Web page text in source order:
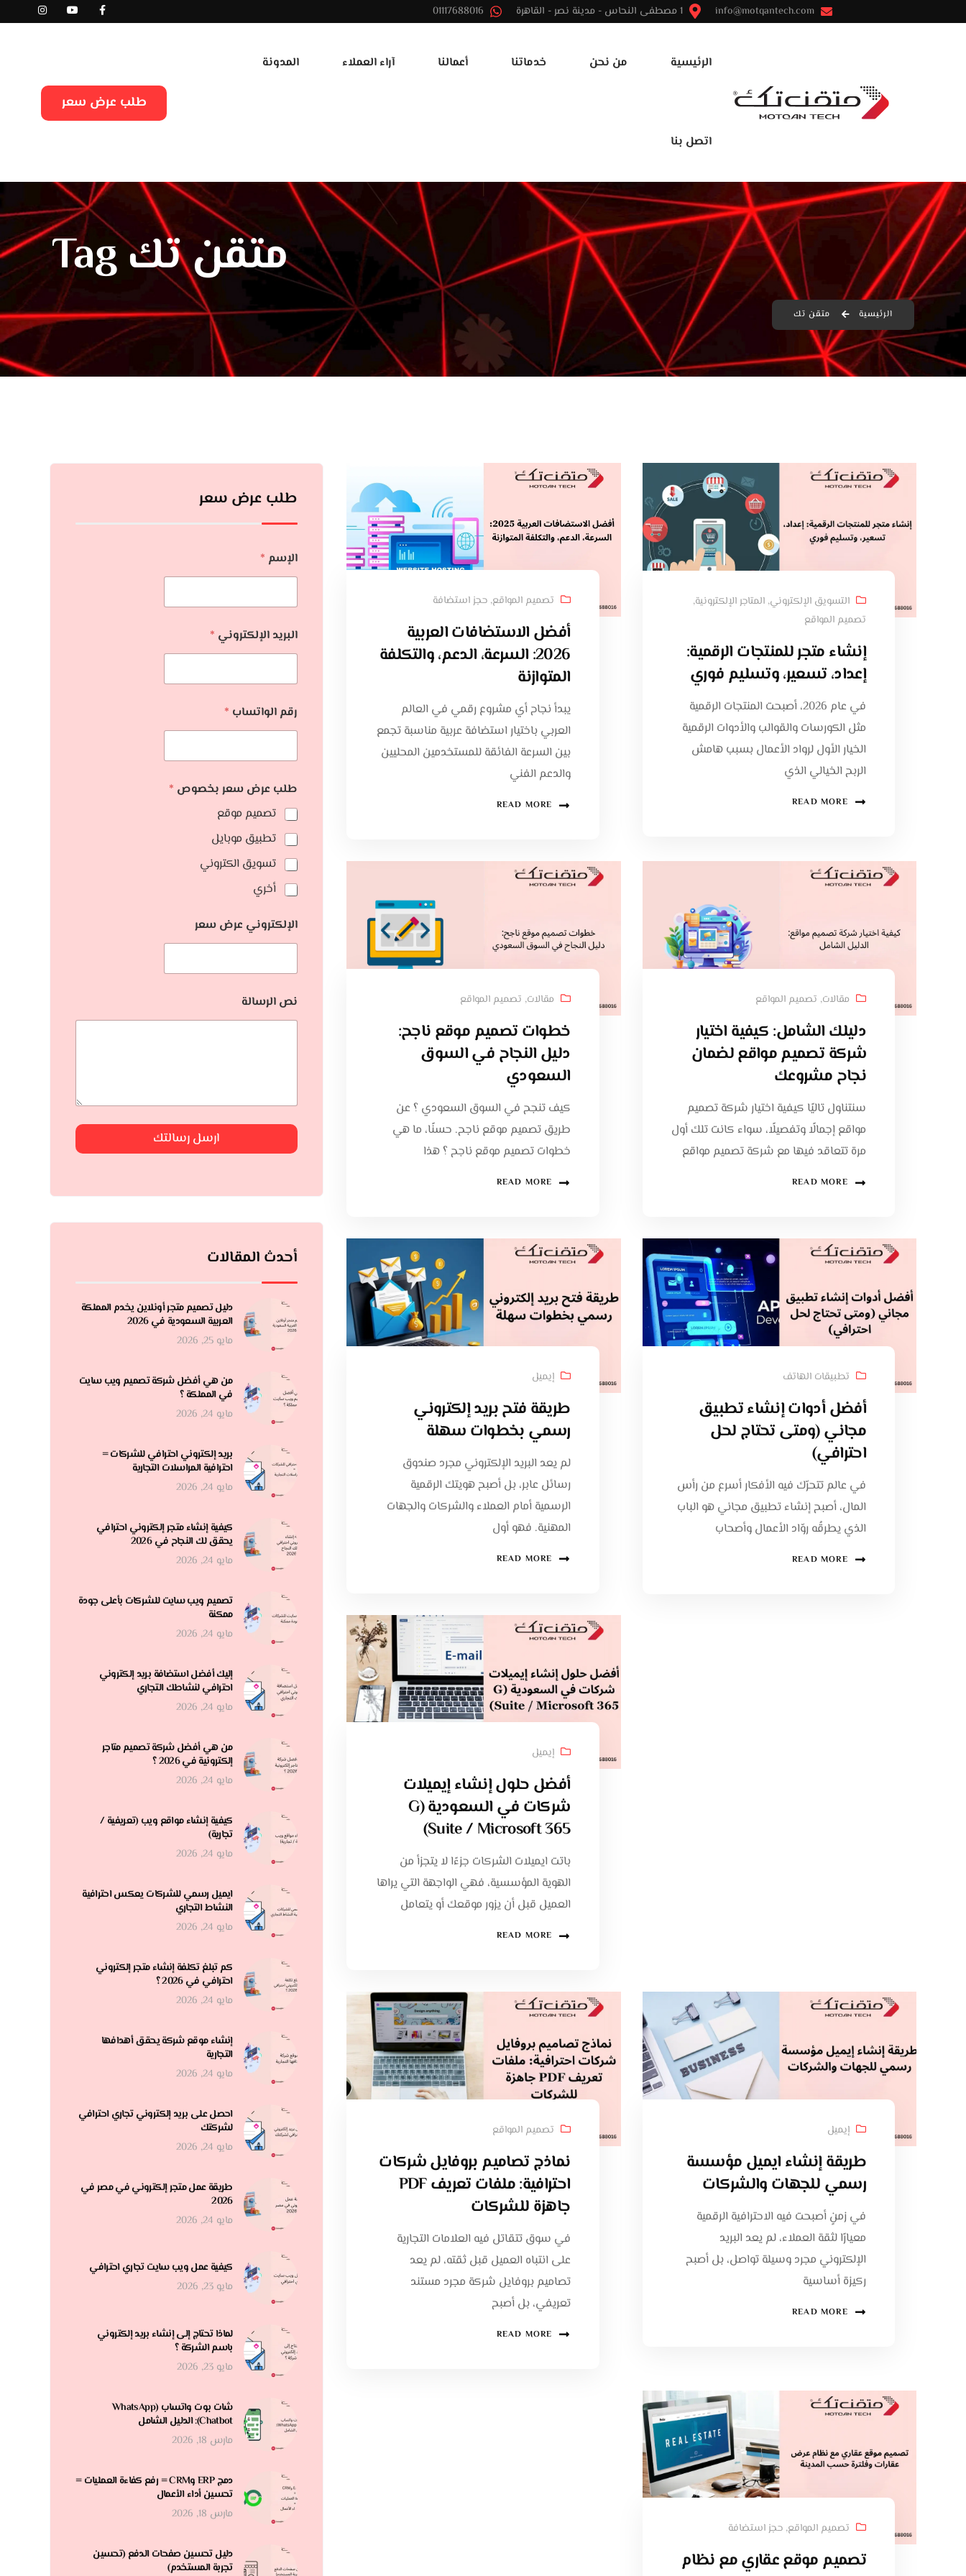
info@motqantech.com
الرئيسية من نحن خدماتنا أعمالنا آراء العملاء المدونة
اتصل بنا
طلب عرض سعر
متقن تك Tag
الرئيسية متقن تك
التسويق الإلكتروني, المتاجر الإلكترونية,
تصميم المواقع
إنشاء متجر للمنتجات الرقمية:
إعداد، تسعير، وتسليم فوري
في عام 2026، أصبحت المنتجات الرقمية
مثل الكورسات والقوالب والأدوات الرقمية
الخيار الأول لرواد الأعمال بسبب هامش
الربح الخيالي الذي
READ MORE
تصميم المواقع,حجز استضافة
أفضل الاستضافات العربية
2026: السرعة، الدعم، والتكلفة
المتوازنة
يبدأ نجاح أي مشروع رقمي في العالم
العربي باختيار استضافة عربية مناسبة تجمع
بين السرعة الفائقة للمستخدمين المحليين
والدعم الفني
READ MORE
مقالات, تصميم المواقع
دليلك الشامل: كيفية اختيار
شركة تصميم مواقع لضمان
نجاح مشروعك
سنتناول تاليًا كيفية اختيار شركة تصميم
مواقع إجمالًا وتفصيلًا، سواء كانت تلك أول
مرة تتعاقد فيها مع شركة تصميم مواقع
READ MORE
مقالات, تصميم المواقع
خطوات تصميم موقع ناجح:
دليل النجاح في السوق
السعودي
كيف تنجح في السوق السعودي ؟ عن
طريق تصميم موقع ناجح. حسنًا، ما هي
خطوات تصميم موقع ناجح ؟ هذا
READ MORE
تطبيقات الهاتف
أفضل أدوات إنشاء تطبيق
مجاني (ومتى تحتاج لحل
احترافي)
في عالم تتحرّك فيه الأفكار أسرع من رأس
المال، أصبح إنشاء تطبيق مجاني هو الباب
الذي يطرقُه روّاد الأعمال وأصحاب
READ MORE
إيميل
طريقة فتح بريد إلكتروني
رسمي بخطوات سهلة
لم يعد البريد الإلكتروني مجرد صندوق
رسائل عابر، بل أصبح هويتك الرقمية
الرسمية أمام العملاء والشركات والجهات
المهنية. فهو أول
READ MORE
إيميل
أفضل حلول إنشاء إيميلات
شركات في السعودية (G
Suite / Microsoft 365)
باتت ايميلات الشركات جزءًا لا يتجزأ من
الهوية المؤسسية، فهي الواجهة التي يراها
العميل قبل أن يزور موقعك أو يتعامل
READ MORE
إيميل
طريقة إنشاء ايميل مؤسسة
رسمي للجهات والشركات
في زمنٍ أصبحت فيه الاحترافية الرقمية
معيارًا لثقة العملاء، لم يعد البريد
الإلكتروني مجرد وسيلة تواصل، بل أصبح
ركيزة أساسية
READ MORE
تصميم المواقع
نماذج تصاميم بروفايل شركات
احترافية: ملفات تعريف PDF
جاهزة للشركات
في سوق تتقاتل فيه العلامات التجارية
على انتباه العميل قبل ثقته، لم يعد
تصاميم بروفايل شركة مجرد مستند
تعريفي، بل أصبح
READ MORE
تصميم المواقع, حجز استضافة
تصميم موقع عقاري مع نظام
طلب عرض سعر
الإسم *
البريد الإلكتروني *
رقم الواتساب *
طلب عرض سعر بخصوص *
تصميم موقع
تطبيق موبايل
تسويق الكتروني
أخري
الإلكتروني عرض سعر
نص الرسالة
ارسل رسالتك
أحدث المقالات
دليل تصميم متجر أونلاين يخدم المملكة
العربية السعودية في 2026
مايو 25, 2026
من هي أفضل شركة تصميم ويب سايت
في المملكة ؟
مايو 24, 2026
بريد إلكتروني احترافي للشركات =
احترافية المراسلات التجارية
مايو 24, 2026
كيفية إنشاء متجر إلكتروني احترافي
يحقق لك النجاح في 2026
مايو 24, 2026
تصميم ويب سايت للشركات بأعلى جودة
ممكنة
مايو 24, 2026
إليك أفضل استضافة بريد إلكتروني
احترافي لنشاطك التجاري
مايو 24, 2026
من هي أفضل شركة تصميم متاجر
إلكترونية في 2026 ؟
مايو 24, 2026
كيفية إنشاء مواقع ويب (تعريفية /
تجارية)
مايو 24, 2026
ايميل رسمي للشركات يعكس احترافية
النشاط التجاري
مايو 24, 2026
كم تبلغ تكلفة إنشاء متجر إلكتروني
احترافي في 2026 ؟
مايو 24, 2026
إنشاء موقع شركة يحقق أهدافها
التجارية
مايو 24, 2026
احصل على بريد إلكتروني تجاري احترافي
لشركتك
مايو 24, 2026
طريقة عمل متجر إلكتروني في مصر في
2026
مايو 24, 2026
كيفية عمل ويب سايت تجاري احترافي
مايو 23, 2026
لماذا تحتاج إلى إنشاء بريد إلكتروني
باسم الشركة ؟
مايو 23, 2026
شات بوت واتساب (WhatsApp
Chatbot): الدليل الشامل
مارس 18, 2026
دمج ERP وCRM = رفع كفاءة العمليات =
تحسين أداء الأعمال
مارس 18, 2026
دليل تحسين صفحات الدفع (تحسين
تجربة المستخدم)